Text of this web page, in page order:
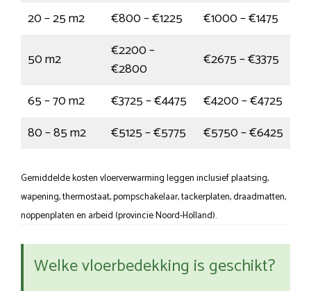
20 – 25 m2
€800 – €1225
€1000 – €1475
50 m2
€2200 –
€2800
€2675 – €3375
65 – 70 m2
€3725 – €4475
€4200 – €4725
80 – 85 m2
€5125 – €5775 €5750 – €6425
Gemiddelde kosten vloerverwarming leggen inclusief plaatsing,
wapening, thermostaat, pompschakelaar, tackerplaten, draadmatten,
noppenplaten en arbeid (provincie Noord-Holland).
Welke vloerbedekking is geschikt?